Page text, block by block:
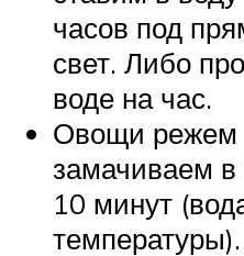
часов под
свет. Либо
воде на час.
Овощи режем
замачиваем
10 минут
температуры).